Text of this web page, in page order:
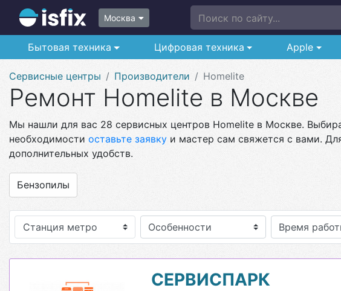
Москва Поиск по сайту...
Бытовая техника Цифровая техника Apple
Сервисные центры Производители Homelite
Ремонт Homelite в Москве
Мы нашли для вас 28 сервисных центров Homelite в Москве.
необходимости оставьте заявку и мастер сам свяжется с вами.
дополнительных удобств.
Бензопилы
Станция метро Особенности
СЕРВИСПАРК